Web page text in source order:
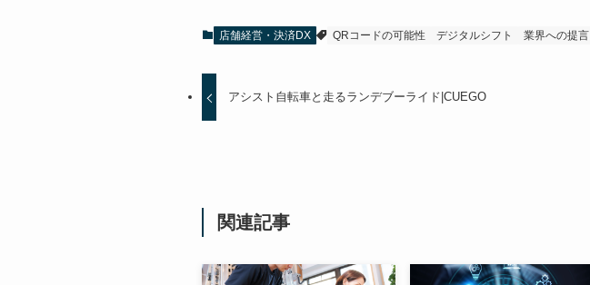
店舗経営・決済DX QRコードの可能性 デジタルシフト 業界への提言
アシスト自転車と走るランデブーライド|CUEGO
関連記事